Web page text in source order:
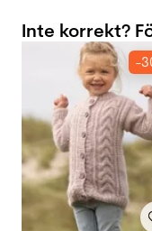
Inte korrekt?
-